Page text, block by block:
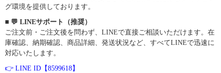
グ環境を提供しております。
■ 💬 LINEサポート（推奨）
ご注文前・ご注文後を問わず、LINEで直接ご相談いただけます。在
庫確認、納期確認、商品詳細、発送状況など、すべてLINEで迅速に
対応いたします。
👉 LINE ID【8599618】